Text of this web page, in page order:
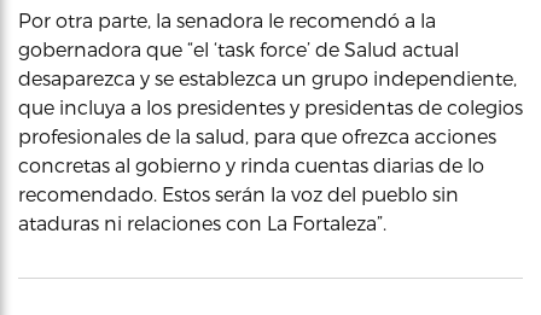
Por otra parte, la senadora le recomendó a la
gobernadora que “el ‘task force’ de Salud actual
desaparezca y se establezca un grupo independiente,
que incluya a los presidentes y presidentas de colegios
profesionales de la salud, para que ofrezca acciones
concretas al gobierno y rinda cuentas diarias de lo
recomendado. Estos serán la voz del pueblo sin
ataduras ni relaciones con La Fortaleza”.